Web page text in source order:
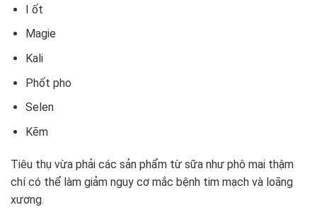
I ốt
Magie
Kali
Phốt pho
Selen
Kẽm
Tiêu thụ vừa phải các sản phẩm từ sữa như phô mai thậm
chí có thể làm giảm nguy cơ mắc bệnh tim mạch và loãng
xương.